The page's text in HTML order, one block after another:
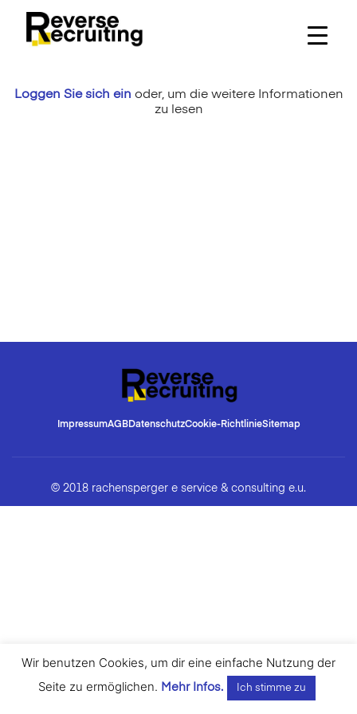
content
Loggen Sie sich ein oder, um die weitere Informationen
zu lesen
ImpressumAGBDatenschutzCookie-RichtlinieSitemap
© 2018 rachensperger e service & consulting e.u.
Wir benutzen Cookies, um dir eine einfache Nutzung der
Seite zu ermöglichen. Mehr Infos. Ich stimme zu